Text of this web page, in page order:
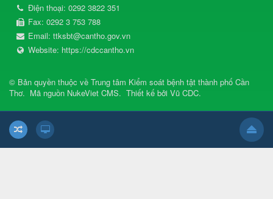
Điện thoại: 0292 3822 351
Fax: 0292 3 753 788
Email: ttksbt@cantho.gov.vn
Website: https://cdccantho.vn
© Bản quyền thuộc về Trung tâm Kiểm soát bệnh tật thành phố Cần
Thơ. Mã nguồn NukeViet CMS. Thiết kế bởi Vũ CDC.